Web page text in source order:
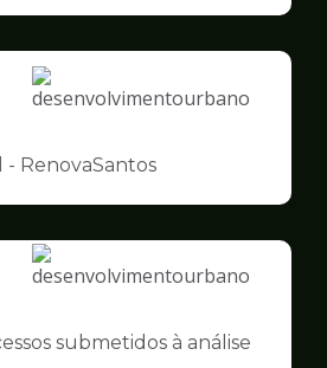
Ilustração
pagina
Desenvolvimento
Urbano
- RenovaSantos
Ilustração
pagina
submetidos à análise